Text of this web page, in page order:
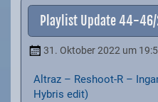
Playlist Update 44-
31. Oktober 2022um
Altraz – Reshoot-R –
Hybris edit)